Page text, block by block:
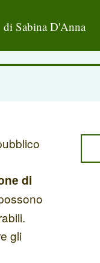
di Sabina D'Anna
di
gli